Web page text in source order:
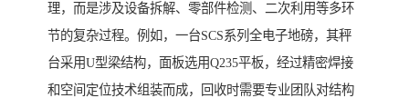
理，而是涉及设备拆解、零部件检测、二次利用等多环
节的复杂过程。例如，一台SCS系列全电子地磅，其秤
台采用U型梁结构，面板选用Q235平板，经过精密焊接
和空间定位技术组装而成，回收时需要专业团队对结构